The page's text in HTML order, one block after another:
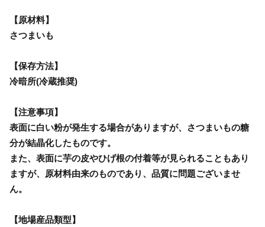
【原材料】
さつまいも
【保存方法】
冷暗所(冷蔵推奨)
【注意事項】
表面に白い粉が発生する場合がありますが、さつまいもの糖
分が結晶化したものです。
また、表面に芋の皮やひげ根の付着等が見られることもあり
ますが、原材料由来のものであり、品質に問題ございませ
ん。
【地場産品類型】